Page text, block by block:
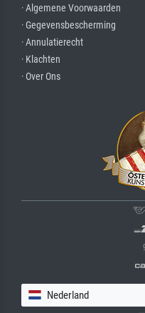
· Algemene Voorwaarden
· Gegevensbescherming
· Annulatierecht
· Klachten
· Over Ons
Nederland